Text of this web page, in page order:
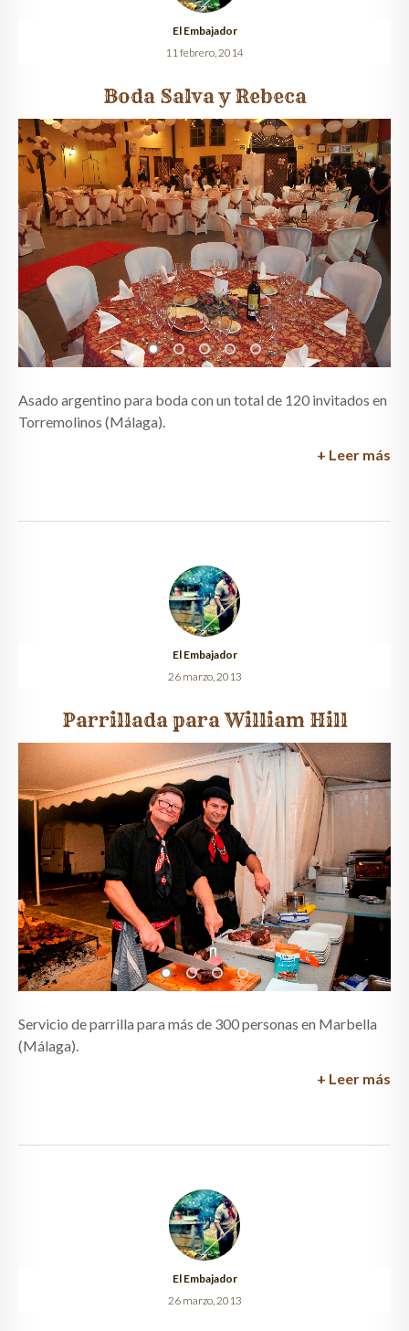
CONTACTO
El Embajador
11 febrero, 2014
Boda Salva y Rebeca
Asado argentino para boda con un total de 120 invitados en
Torremolinos (Málaga).
+ Leer más
El Embajador
26 marzo, 2013
Parrillada para William Hill
Servicio de parrilla para más de 300 personas en Marbella
(Málaga).
+ Leer más
El Embajador
26 marzo, 2013